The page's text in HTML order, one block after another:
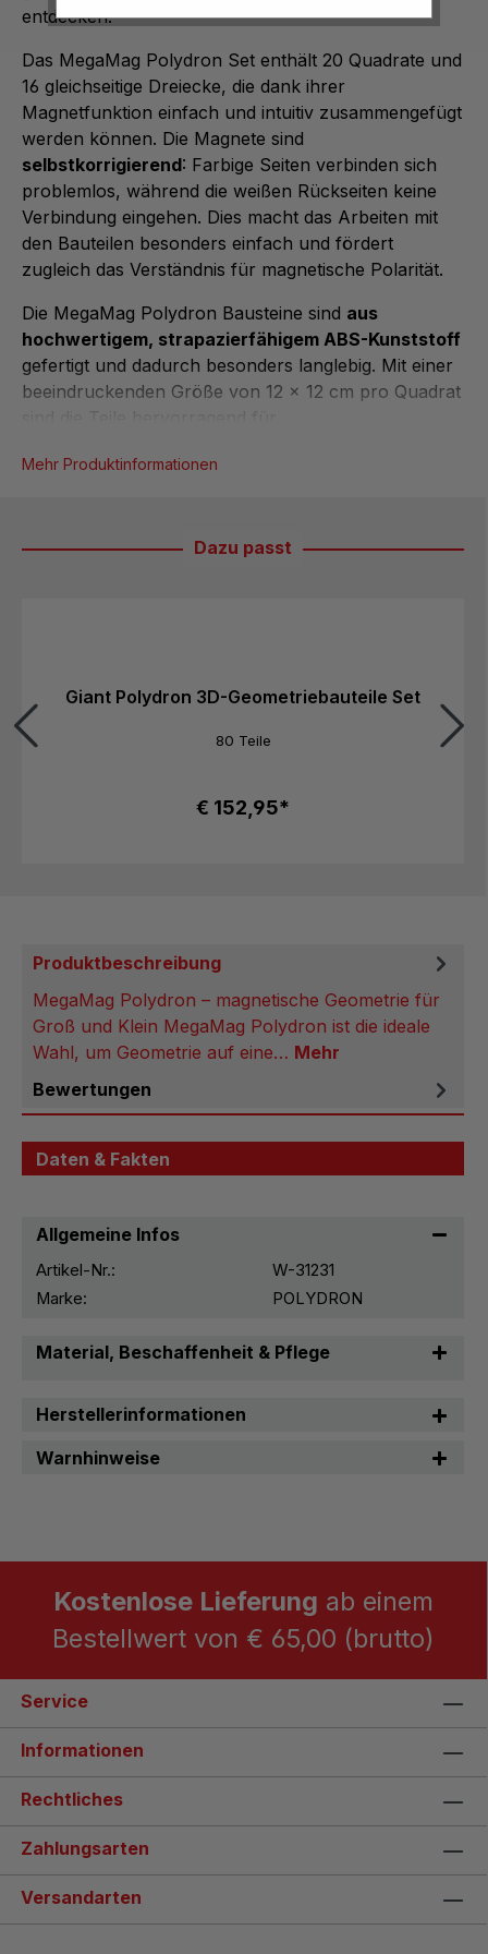
entdecken.
Das MegaMag Polydron Set enthält 20 Quadrate und
16 gleichseitige Dreiecke, die dank ihrer
Magnetfunktion einfach und intuitiv zusammengefügt
werden können. Die Magnete sind
selbstkorrigierend: Farbige Seiten verbinden sich
problemlos, während die weißen Rückseiten keine
Verbindung eingehen. Dies macht das Arbeiten mit
den Bauteilen besonders einfach und fördert
zugleich das Verständnis für magnetische Polarität.
Die MegaMag Polydron Bausteine sind aus
hochwertigem, strapazierfähigem ABS-Kunststoff
gefertigt und dadurch besonders langlebig. Mit einer
beeindruckenden Größe von 12 x 12 cm pro Quadrat
Mehr Produktinformationen
Dazu passt
Giant Polydron 3D-Geometriebauteile Set
80 Teile
€ 152,95*
Produktbeschreibung
MegaMag Polydron – magnetische Geometrie für
Groß und Klein MegaMag Polydron ist die ideale
Wahl, um Geometrie auf eine… Mehr
Bewertungen
Daten & Fakten
Allgemeine Infos
Artikel-Nr.:
W-31231
Marke:
POLYDRON
Material, Beschaffenheit & Pflege
Herstellerinformationen
Warnhinweise
Kostenlose Lieferung ab einem
Bestellwert von € 65,00 (brutto)
Service
Informationen
Rechtliches
Zahlungsarten
Versandarten